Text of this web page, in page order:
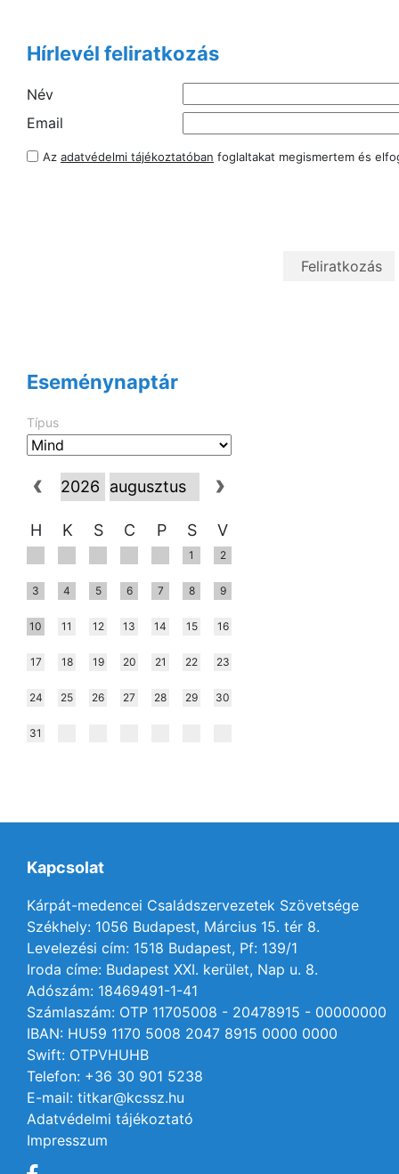
Hírlevél feliratkozás
Név
Email
Az adatvédelmi tájékoztatóban foglaltakat megismertem és
Eseménynaptár
Típus
H K S C P S V
1 2
3 4 5 6 7 8 9
10 11 12 13 14 15 16
17 18 19 20 21 22 23
24 25 26 27 28 29 30
31
Kapcsolat
Kárpát-medencei Családszervezetek Szövetsége
Székhely: 1056 Budapest, Március 15. tér 8.
Levelezési cím: 1518 Budapest, Pf: 139/1
Iroda címe: Budapest XXI. kerület, Nap u. 8.
Adószám: 18469491-1-41
Számlaszám: OTP 11705008 - 20478915 - 00000000
IBAN: HU59 1170 5008 2047 8915 0000 0000
Swift: OTPVHUHB
Telefon: +36 30 901 5238
E-mail: titkar@kcssz.hu
Adatvédelmi tájékoztató
Impresszum